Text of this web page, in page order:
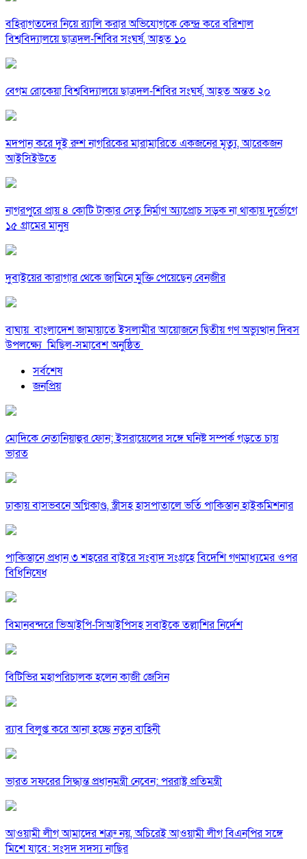
বহিরাগতদের নিয়ে র‍্যালি করার অভিযোগকে কেন্দ্র করে বরিশাল
বিশ্ববিদ্যালয়ে ছাত্রদল-শিবির সংঘর্ষ, আহত ১০
বেগম রোকেয়া বিশ্ববিদ্যালয়ে ছাত্রদল-শিবির সংঘর্ষ, আহত অন্তত ২০
মদপান করে দুই রুশ নাগরিকের মারামারিতে একজনের মৃত্যু, আরেকজন
আইসিইউতে
নাগরপুরে প্রায় ৪ কোটি টাকার সেতু নির্মাণ অ্যাপ্রোচ সড়ক না থাকায় দুর্ভোগে
১৫ গ্রামের মানুষ
দুবাইয়ের কারাগার থেকে জামিনে মুক্তি পেয়েছেন বেনজীর
বাঘায় বাংলাদেশ জামায়াতে ইসলামীর আয়োজনে দ্বিতীয় গণ অভ্যুত্থান দিবস
উপলক্ষ্যে মিছিল-সমাবেশ অনুষ্ঠিত
সর্বশেষ
জনপ্রিয়
মোদিকে নেতানিয়াহুর ফোন; ইসরায়েলের সঙ্গে ঘনিষ্ট সম্পর্ক গড়তে চায়
ভারত
ঢাকায় বাসভবনে অগ্নিকাণ্ড, স্ত্রীসহ হাসপাতালে ভর্তি পাকিস্তান হাইকমিশনার
পাকিস্তানে প্রধান ৩ শহরের বাইরে সংবাদ সংগ্রহে বিদেশি গণমাধ্যমের ওপর
বিধিনিষেধ
বিমানবন্দরে ভিআইপি-সিআইপিসহ সবাইকে তল্লাশির নির্দেশ
বিটিভির মহাপরিচালক হলেন কাজী জেসিন
র‍্যাব বিলুপ্ত করে আনা হচ্ছে নতুন বাহিনী
ভারত সফরের সিদ্ধান্ত প্রধানমন্ত্রী নেবেন: পররাষ্ট্র প্রতিমন্ত্রী
আওয়ামী লীগ আমাদের শত্রু নয়, অচিরেই আওয়ামী লীগ বিএনপির সঙ্গে
মিশে যাবে: সংসদ সদস্য নাছির